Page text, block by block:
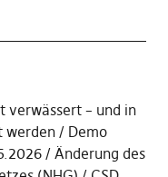
verwässert – und in
werden
Demo
Änderung des